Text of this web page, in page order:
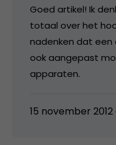
Goed artikel! Ik
totaal over het
nadenken dat
ook aangepast
apparaten.
15 november 2012